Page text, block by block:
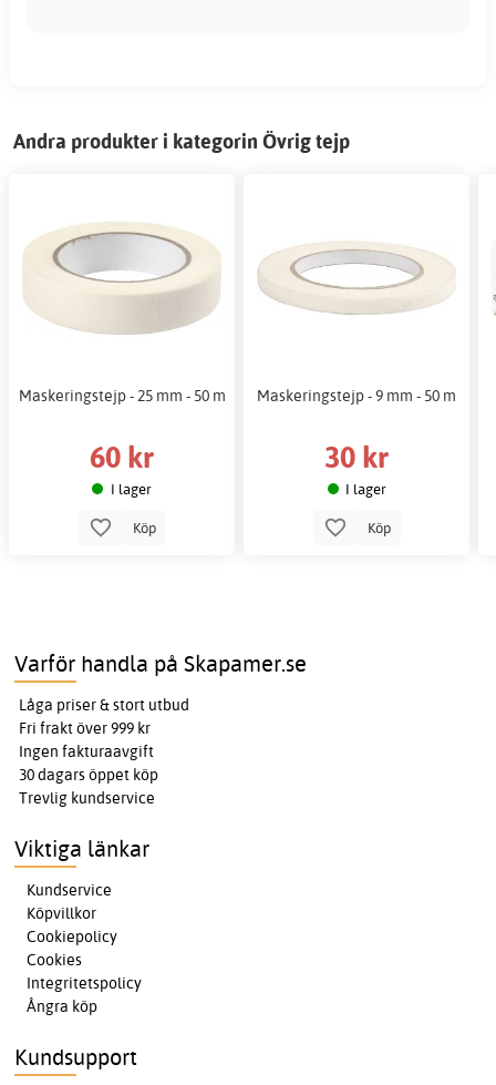
Andra produkter i kategorin Övrig tejp
Maskeringstejp - 25 mm - 50 m
60 kr
I lager
Köp
Maskeringstejp - 9 mm - 50 m
30 kr
I lager
Köp
Varför handla på Skapamer.se
Låga priser & stort utbud
Fri frakt över 999 kr
Ingen fakturaavgift
30 dagars öppet köp
Trevlig kundservice
Viktiga länkar
Kundservice
Köpvillkor
Cookiepolicy
Cookies
Integritetspolicy
Ångra köp
Kundsupport